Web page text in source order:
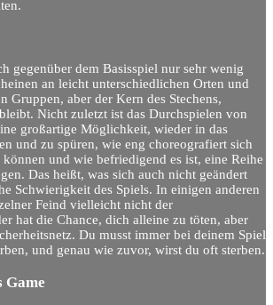
gegenüber dem Basisspiel nur sehr wenig
an leicht unterschiedlichen Orten und
Gruppen, aber der Kern des Stechens,
Nicht zuletzt ist das Durchspielen von
großartige Möglichkeit, wieder in das
und zu spüren, wie eng choreografiert sich
und wie befriedigend es ist, eine Reihe
Das heißt, was sich auch nicht geändert
Schwierigkeit des Spiels. In einigen anderen
Feind vielleicht nicht der
hat die Chance, dich alleine zu töten, aber
Du musst immer bei deinem Spiel
und genau wie zuvor, wirst du oft sterben.
Game